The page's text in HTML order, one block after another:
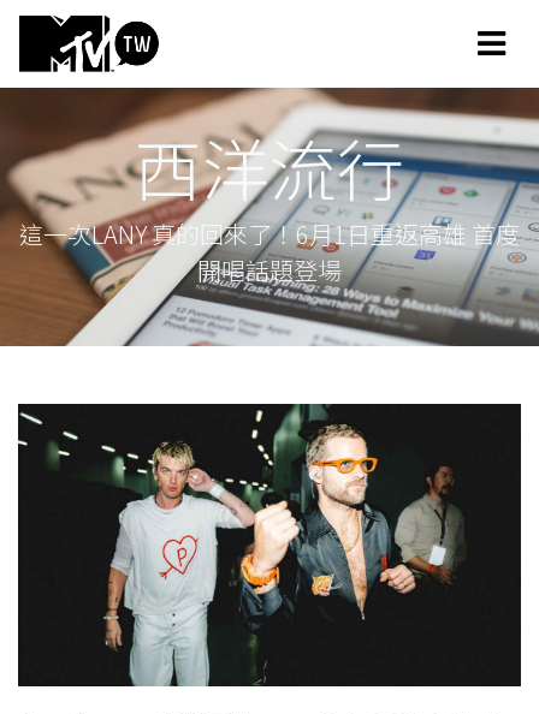
西洋流行
這一次LANY 真的回來了！6月1日重返高雄 首度
開唱話題登場